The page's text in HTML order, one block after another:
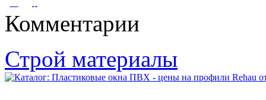
КАК ПОСТРОИТЬ БАНЮ И САУНУ: РЕКОМЕНДАЦИИ
ПО СТРОИТЕЛЬСТВУ И ОТДЕЛКИ БАНИ И САУНЫ;...
Всё о ремонте и
обслуживании японских
автомобилей
Всё о ремонте и обслуживании японских автомобилей.
Комментарии
Строй материалы